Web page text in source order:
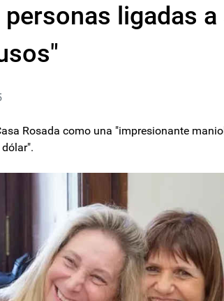
ligadas
Rosada como una "impresionante